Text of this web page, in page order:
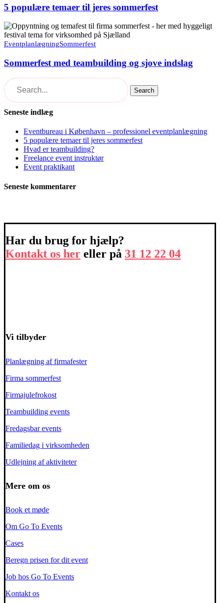
til
jeres
sommerfest
5 populære temaer til jeres sommerfest
Sommerfest
med
teambuilding
sjove
indslag
EventplanlægningSommerfest
Sommerfest med teambuilding og sjove indslag
Search
Seneste indlæg
Eventbureau i København – professionel eventplanlægning
5 populære temaer til jeres sommerfest
Hvad er teambuilding?
Freelance event instruktør
Event praktikant
Seneste kommentarer
Har du brug for hjælp?
Kontakt os her eller på 31 12 22 04
Vi tilbyder
Planlægning af firmafester
Firma sommerfest
Firmajulefrokost
Teambuilding events
Fredagsbar events
Familiedag i virksomheden
Udlejning af aktiviteter
Mere om os
Book et møde
Om Go To Events
Cases
Beregn prisen for dit event
Job hos Go To Events
Kontakt os